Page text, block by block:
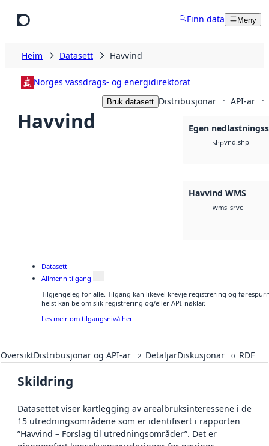
Finn data Meny
Heim Datasett Havvind
Norges vassdrags- og energidirektorat
Havvind
Bruk datasett Distribusjonar 1 API-ar 1
Egen
shpvnd.shp
Havvind WMS
wms_srvc
Datasett
Allmenn tilgang
Tilgjengeleg for alle. Tilgang kan likevel krevje registrering og
helst kan be om slik registrering og/eller API-nøklar.
Les meir om tilgangsnivå her
OversiktDistribusjonar og API-ar 2 DetaljarDiskusjonar 0 RDF
Skildring
Datasettet viser kartlegging av arealbruksinteressene i de
15 utredningsområdene som er identifisert i rapporten
”Havvind – Forslag til utredningsområder”. Det er